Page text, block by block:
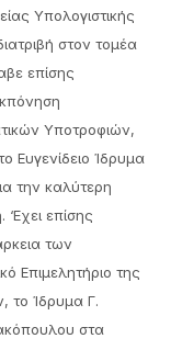
Υπολογιστικής
στον τομέα
επίσης
Υποτροφιών,
Ευγενίδειο Ίδρυμα
την καλύτερη
επίσης
των
Επιμελητήριο της
το Ίδρυμα Γ.
στα